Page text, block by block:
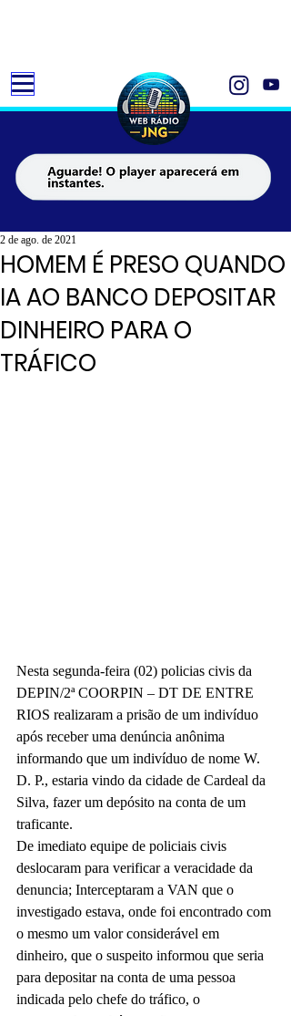
HOMEM É PRESO QUANDO
IA AO BANCO DEPOSITAR
DINHEIRO PARA O
TRÁFICO
2 de ago. de 2021
Nesta segunda-feira (02) policias civis da
DEPIN/2ª COORPIN – DT DE ENTRE
RIOS realizaram a prisão de um indivíduo
após receber uma denúncia anônima
informando que um indivíduo de nome W.
D. P., estaria vindo da cidade de Cardeal da
Silva, fazer um depósito na conta de um
traficante.
De imediato equipe de policiais civis
deslocaram para verificar a veracidade da
denuncia; Interceptaram a VAN que o
investigado estava, onde foi encontrado com
o mesmo um valor considerável em
dinheiro, que o suspeito informou que seria
para depositar na conta de uma pessoa
indicada pelo chefe do tráfico, o